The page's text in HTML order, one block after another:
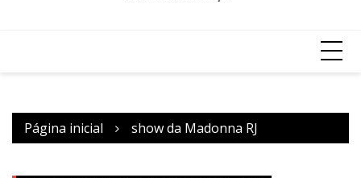
Página inicial show da Madonna RJ